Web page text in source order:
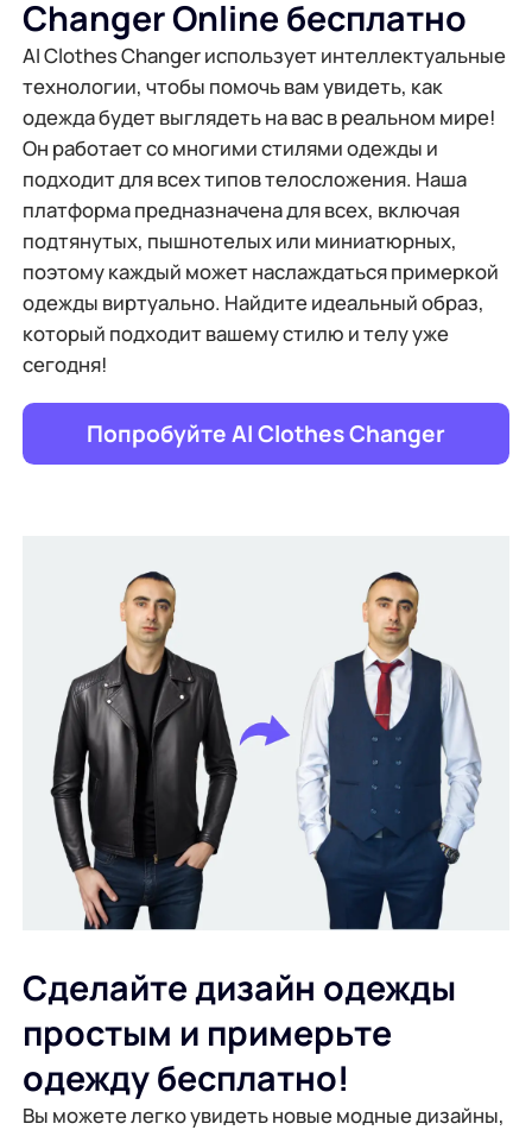
Changer Online бесплатно
AI Clothes Changer использует интеллектуальные
технологии, чтобы помочь вам увидеть, как
одежда будет выглядеть на вас в реальном мире!
Он работает со многими стилями одежды и
подходит для всех типов телосложения. Наша
платформа предназначена для всех, включая
подтянутых, пышнотелых или миниатюрных,
поэтому каждый может наслаждаться примеркой
одежды виртуально. Найдите идеальный образ,
который подходит вашему стилю и телу уже
сегодня!
Попробуйте AI Clothes Changer
Сделайте дизайн одежды
простым и примерьте
одежду бесплатно!
Вы можете легко увидеть новые модные дизайны,